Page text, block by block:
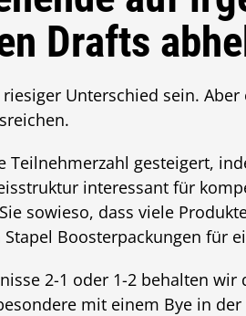
Drafts
riesiger Unterschied sein.
Teilnehmerzahl gesteigert,
interessant für
sowieso, dass viele
Boosterpackungen für
2-1 oder 1-2 behalten
mit einem Bye in